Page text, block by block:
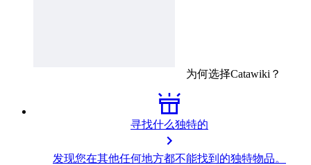
为何选择Catawiki ？
寻找什么独特的
发现您在其他任何地方都不能找到的独特物品。